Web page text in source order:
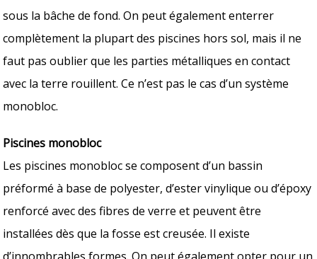
sous la bâche de fond. On peut également enterrer
complètement la plupart des piscines hors sol, mais il ne
faut pas oublier que les parties métalliques en contact
avec la terre rouillent. Ce n’est pas le cas d’un système
monobloc.
Piscines monobloc
Les piscines monobloc se composent d’un bassin
préformé à base de polyester, d’ester vinylique ou d’époxy
renforcé avec des fibres de verre et peuvent être
installées dès que la fosse est creusée. Il existe